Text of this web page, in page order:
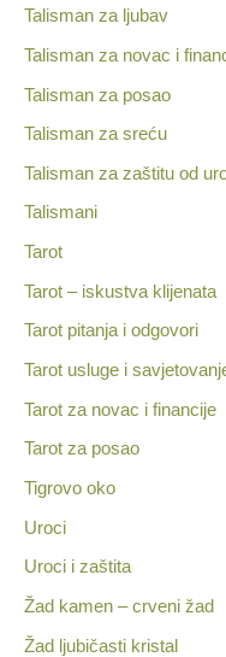
Talisman za ljubav
Talisman za novac i
Talisman za posao
Talisman za sreću
Talisman za zaštitu od
Talismani
Tarot
Tarot – iskustva klijenata
Tarot pitanja i odgovori
Tarot usluge i
Tarot za novac i financije
Tarot za posao
Tigrovo oko
Uroci
Uroci i zaštita
Žad kamen – crveni žad
Žad ljubičasti kristal